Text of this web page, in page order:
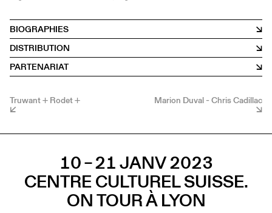
BIOGRAPHIES
DISTRIBUTION
PARTENARIAT
Truwant + Rodet + Marion Duval - Chris Cadillac
10 – 21 JANV 2023
CENTRE CULTUREL SUISSE.
ON TOUR À LYON